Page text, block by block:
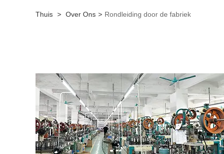
Thuis > Over Ons > Rondleiding door de fabriek